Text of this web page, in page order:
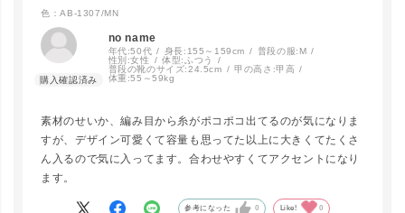
色：AB-1307/MN
no name
年代:50代 身長: 155～159cm 普段の服: M
性別:女性 体型: ふつう
普段の靴のサイズ:24.5cm 甲の高さ:甲高
体重:55～59kg
素材のせいか、編み目から糸がポコポコ出てるのが気になりま
すが、デザイン可愛くて容量も思ってた以上に大きくてたくさ
ん入るので気に入ってます。合わせやすくてアクセントになり
ます。
参考になった 0 Like! 0